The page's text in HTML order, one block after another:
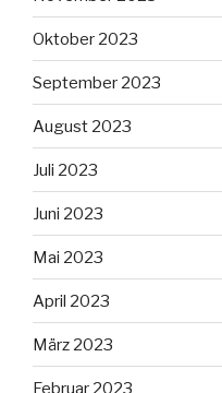
Oktober 2023
September 2023
August 2023
Juli 2023
Juni 2023
Mai 2023
April 2023
März 2023
Februar 2023